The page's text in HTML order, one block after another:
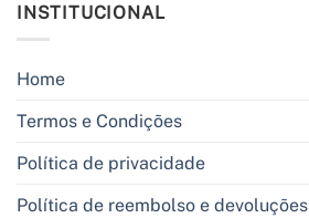
INSTITUCIONAL
Home
Termos e Condições
Política de privacidade
Política de reembolso e devoluções